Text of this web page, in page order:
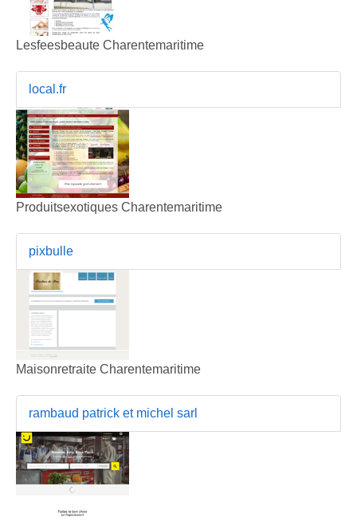
Lesfeesbeaute Charentemaritime
local.fr
Produitsexotiques Charentemaritime
pixbulle
Maisonretraite Charentemaritime
rambaud patrick et michel sarl